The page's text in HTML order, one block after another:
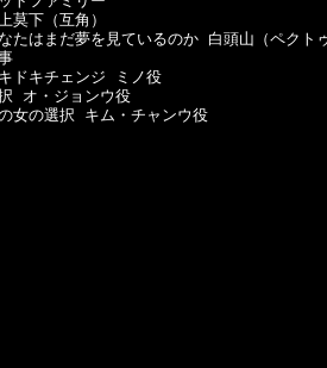
（互角）
夢を見ているのか 白頭山（ペクトゥ
ェンジ ミノ役
ジョンウ役
択 キム・チャンウ役